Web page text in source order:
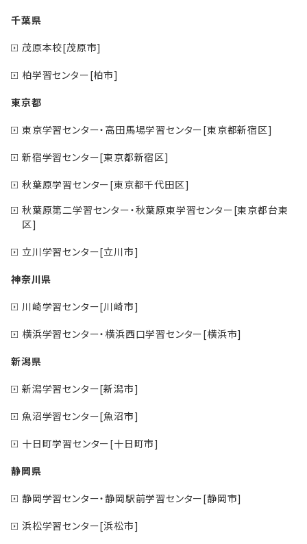
千葉県
茂原本校[茂原市]
柏学習センター[柏市]
東京都
東京学習センター・高田馬場学習センター[東京都新宿区]
新宿学習センター[東京都新宿区]
秋葉原学習センター[東京都千代田区]
秋葉原第二学習センター・秋葉原東学習センター[東京都台東
区]
立川学習センター[立川市]
神奈川県
川崎学習センター[川崎市]
横浜学習センター・横浜西口学習センター[横浜市]
新潟県
新潟学習センター[新潟市]
魚沼学習センター[魚沼市]
十日町学習センター[十日町市]
静岡県
静岡学習センター・静岡駅前学習センター[静岡市]
浜松学習センター[浜松市]